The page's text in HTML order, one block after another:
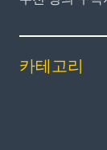
카테고리